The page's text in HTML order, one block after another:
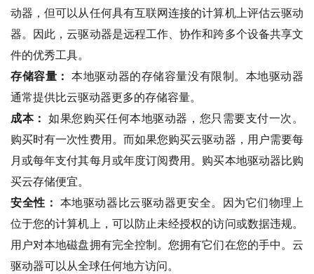
动器，但可以从任何具有互联网连接的计算机上评估云驱动
器。因此，云驱动器是远程工作、协作和跨多个设备共享文
件的优秀工具。
存储容量： 本地驱动器的存储容量没有限制。本地驱动器
通常提供比云驱动器更多的存储容量。
成本： 如果您购买任何本地驱动器，您只需要支付一次。
购买时有一次性费用。而如果您购买云驱动器，用户需要每
月或每年支付其每月或年度订阅费用。购买本地驱动器比购
买云存储便宜。
安全性： 本地驱动器比云驱动器更安全。因为它们物理上
位于您的计算机上，可以防止未经授权的访问或数据违规。
用户对本地磁盘拥有完全控制。您拥有它们在您的手中。云
驱动器可以从全球任何地方访问。